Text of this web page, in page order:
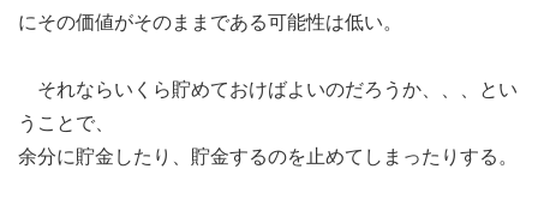
にその価値がそのままである可能性は低い。
それならいくら貯めておけばよいのだろうか、、、とい
うことで、
余分に貯金したり、貯金するのを止めてしまったりする。